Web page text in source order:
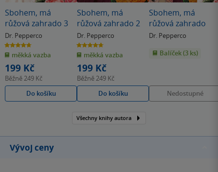
Sbohem, má
růžová zahrado 3
Dr. Pepperco
4.7
z
5
hvězdiček
měkká vazba
199 Kč
Běžně249 Kč
Do košíku
Sbohem, má
růžová zahrado 2
Dr. Pepperco
4.7
z
5
hvězdiček
měkká vazba
199 Kč
Běžně249 Kč
Do košíku
Sbohem, má
růžová zahrado
Dr. Pepperco
Balíček (3 ks)
Nedostupné
Všechny knihy autora
Vývoj ceny